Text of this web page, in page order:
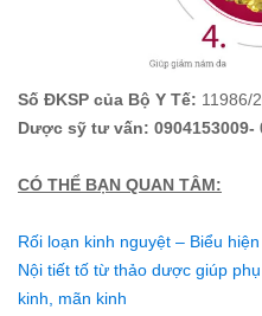
Số ĐKSP của Bộ Y Tế: 11986/
Dược sỹ tư vấn: 0904153009-
CÓ THỂ BẠN QUAN TÂM:
Rối loạn kinh nguyệt – Biểu
Nội tiết tố từ thảo dược giúp
kinh, mãn kinh